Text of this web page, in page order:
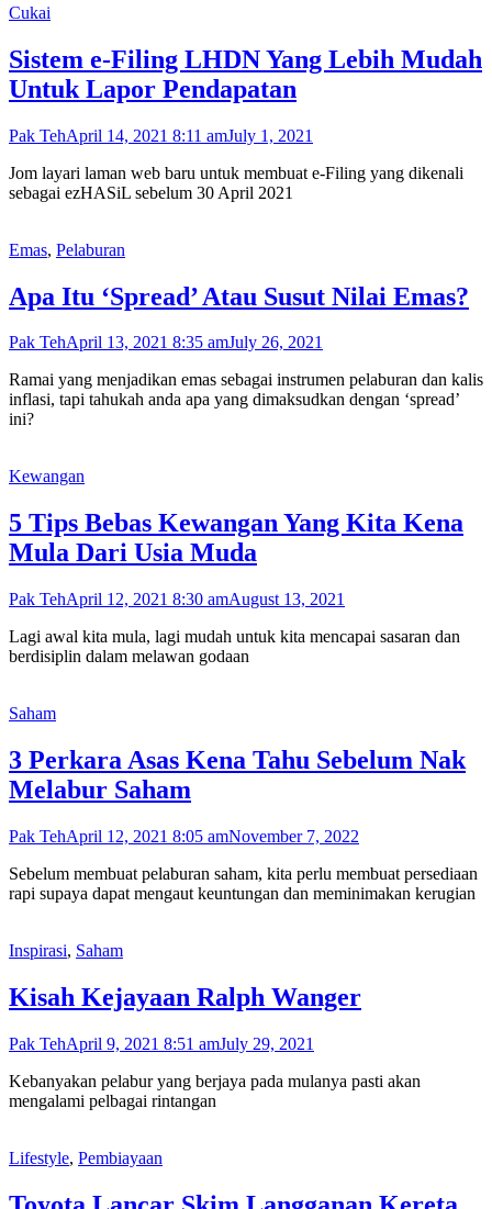
Cukai
Sistem e-Filing LHDN Yang Lebih Mudah
Untuk Lapor Pendapatan
Pak TehApril 14, 2021 8:11 amJuly 1, 2021
Jom layari laman web baru untuk membuat e-Filing yang dikenali
sebagai ezHASiL sebelum 30 April 2021
Emas, Pelaburan
Apa Itu ‘Spread’ Atau Susut Nilai Emas?
Pak TehApril 13, 2021 8:35 amJuly 26, 2021
Ramai yang menjadikan emas sebagai instrumen pelaburan dan kalis
inflasi, tapi tahukah anda apa yang dimaksudkan dengan ‘spread’
ini?
Kewangan
5 Tips Bebas Kewangan Yang Kita Kena
Mula Dari Usia Muda
Pak TehApril 12, 2021 8:30 amAugust 13, 2021
Lagi awal kita mula, lagi mudah untuk kita mencapai sasaran dan
berdisiplin dalam melawan godaan
Saham
3 Perkara Asas Kena Tahu Sebelum Nak
Melabur Saham
Pak TehApril 12, 2021 8:05 amNovember 7, 2022
Sebelum membuat pelaburan saham, kita perlu membuat persediaan
rapi supaya dapat mengaut keuntungan dan meminimakan kerugian
Inspirasi, Saham
Kisah Kejayaan Ralph Wanger
Pak TehApril 9, 2021 8:51 amJuly 29, 2021
Kebanyakan pelabur yang berjaya pada mulanya pasti akan
mengalami pelbagai rintangan
Lifestyle, Pembiayaan